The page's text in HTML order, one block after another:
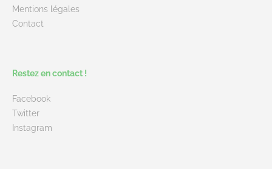
Mentions légales
Contact
Restez en contact !
Facebook
Twitter
Instagram